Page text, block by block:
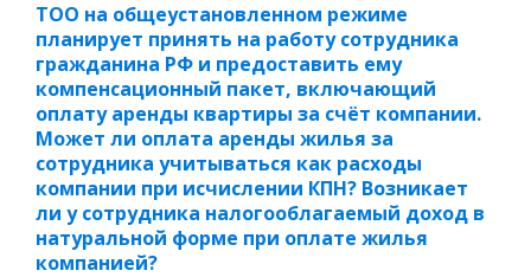
ТОО на общеустановленном режиме
планирует принять на работу сотрудника
гражданина РФ и предоставить ему
компенсационный пакет, включающий
оплату аренды квартиры за счёт компании.
Может ли оплата аренды жилья за
сотрудника учитываться как расходы
компании при исчислении КПН? Возникает
ли у сотрудника налогооблагаемый доход в
натуральной форме при оплате жилья
компанией?